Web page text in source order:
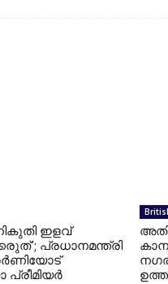
ഇളവ്
പ്രധാനമന്ത്രി
പ്രീമിയർ